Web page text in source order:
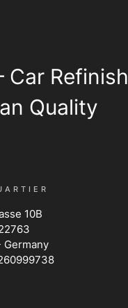
Car Refinish
Quality
10B
Germany